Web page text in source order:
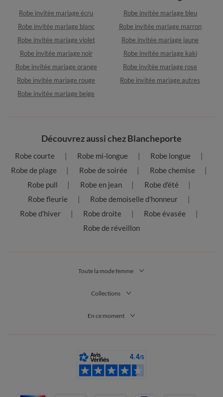
Robe invitée mariage écru
Robe invitée mariage bleu
Robe invitée mariage blanc
Robe invitée mariage marron
Robe invitée mariage violet
Robe invitée mariage jaune
Robe invitée mariage noir
Robe invitée mariage kaki
Robe invitée mariage orange
Robe invitée mariage rose
Robe invitée mariage rouge
Robe invitée mariage autres
Robe invitée mariage beige
Découvrez aussi chez Blancheporte
Robe courte Robe mi-longue
Robe longue
Robe de plage
Robe de soirée
Robe chemise
Robe pull
Robe en jean
Robe d'été
Robe fleurie
Robe demoiselle d'honneur
Robe d'hiver
Robe droite
Robe évasée
Robe de réveillon
Toute la mode femme
Collections
En ce moment